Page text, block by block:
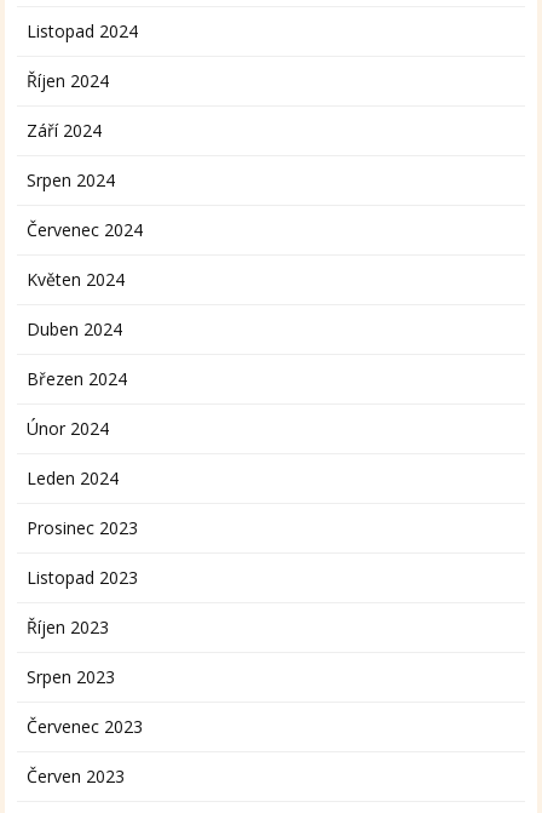
Listopad 2024
Říjen 2024
Září 2024
Srpen 2024
Červenec 2024
Květen 2024
Duben 2024
Březen 2024
Únor 2024
Leden 2024
Prosinec 2023
Listopad 2023
Říjen 2023
Srpen 2023
Červenec 2023
Červen 2023